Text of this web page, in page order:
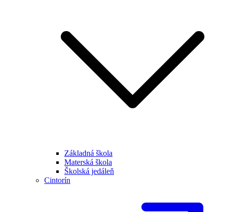
Základná škola
Materská škola
Školská jedáleň
Cintorín